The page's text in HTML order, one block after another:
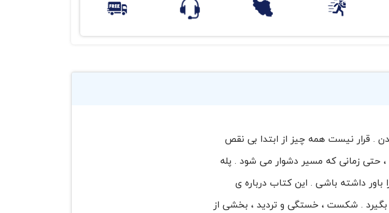
. قرار نیست همه چیز از ابتدا بی نقص
حتی زمانی که مسیر دشوار می شود . پله
داشته باشی . این کتاب درباره ی
. شکست ، خستگی و تردید ، بخشی از